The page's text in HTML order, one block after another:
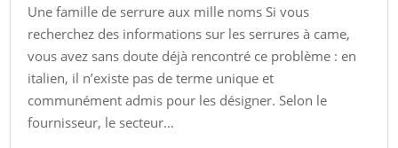
Une famille de serrure aux mille noms Si vous
recherchez des informations sur les serrures à came,
vous avez sans doute déjà rencontré ce problème : en
italien, il n’existe pas de terme unique et
communément admis pour les désigner. Selon le
fournisseur, le secteur…